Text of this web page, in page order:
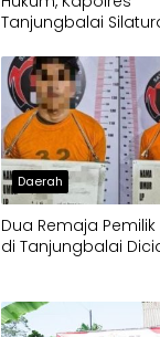
Tanjungbalai
Daerah
Dua Remaja Pemilik
di Tanjungbalai